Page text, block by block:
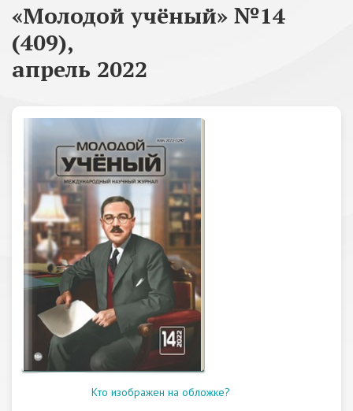
«Молодой учёный» №14
(409),
апрель 2022
Кто изображен на обложке?